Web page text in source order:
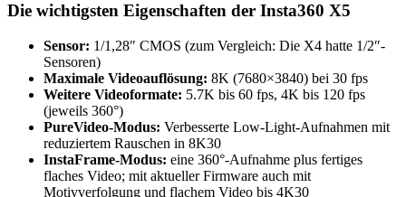
Hut
YouTube
anzeigen
Die wichtigsten Eigenschaften der Insta360 X5
Sensor: 1/1,28″ CMOS (zum Vergleich: Die X4 hatte 1/2″-
Sensoren)
Maximale Videoauflösung: 8K (7680×3840) bei 30 fps
Weitere Videoformate: 5.7K bis 60 fps, 4K bis 120 fps
(jeweils 360°)
PureVideo-Modus: Verbesserte Low-Light-Aufnahmen mit
reduziertem Rauschen in 8K30
InstaFrame-Modus: eine 360°-Aufnahme plus fertiges
flaches Video; mit aktueller Firmware auch mit
Motivverfolgung und flachem Video bis 4K30